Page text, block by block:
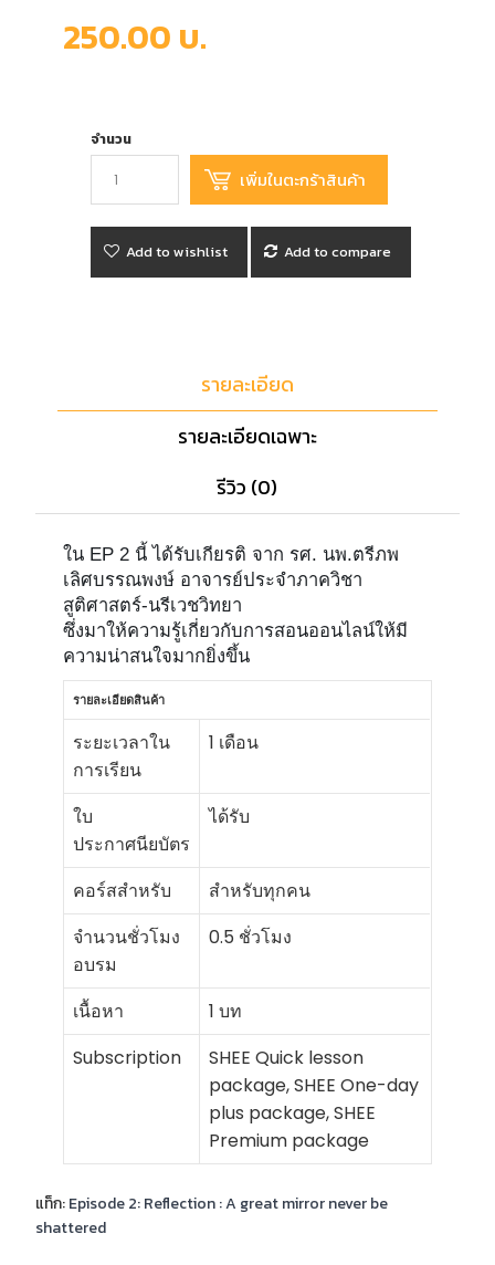
250.00 บ.
จำนวน
Add to wishlist Add to compare
รายละเอียด
รายละเอียดเฉพาะ
รีวิว (0)
ใน EP 2 นี้ ได้รับเกียรติ จาก รศ. นพ.ตรีภพ
เลิศบรรณพงษ์ อาจารย์ประจำภาควิชา
สูติศาสตร์-นรีเวชวิทยา
ซึ่งมาให้ความรู้เกี่ยวกับการสอนออนไลน์ให้มี
ความน่าสนใจมากยิ่งขึ้น
รายละเอียดสินค้า
ระยะเวลาใน
การเรียน
1 เดือน
ใบ
ประกาศนียบัตร
ได้รับ
คอร์สสำหรับ
สำหรับทุกคน
จำนวนชั่วโมง
อบรม
0.5 ชั่วโมง
เนื้อหา
1 บท
Subscription
SHEE Quick lesson
package, SHEE One-day
plus package, SHEE
Premium package
แท็ก:Episode 2: Reflection : A great mirror never be
shattered